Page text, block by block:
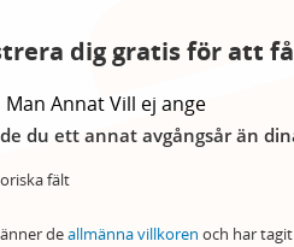
dig gratis för att
Man AnnatVill ej ange
du ett annat avgångsår än
fält
deallmänna villkoren och har